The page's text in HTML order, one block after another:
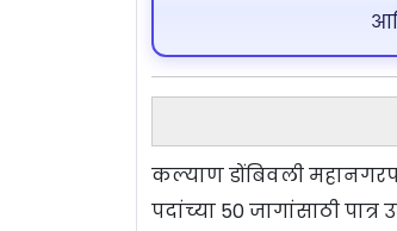
कल्याण डोंबिवली
पदांच्या 50 जागांसाठी